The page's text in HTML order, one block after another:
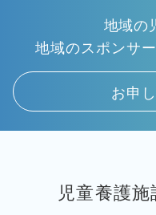
地域の
地域のスポンサ
お申
児童養護